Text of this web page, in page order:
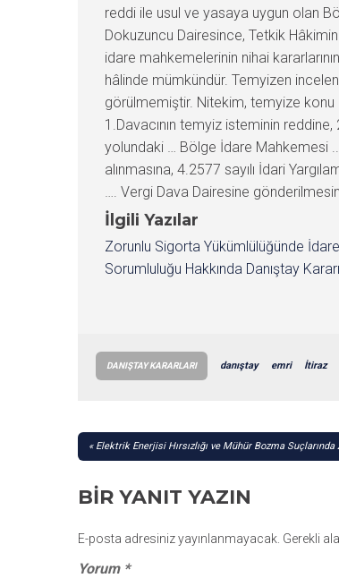
reddi ile usul ve yasaya uygun olan
Dokuzuncu Dairesince, Tetkik
idare mahkemelerinin nihai
hâlinde mümkündür. Temyizen
görülmemiştir. Nitekim, temyize konu
1.Davacının temyiz isteminin
yolundaki … Bölge İdare Mahkemesi ..
alınmasına, 4.2577 sayılı İdari
…. Vergi Dava Dairesine
İlgili Yazılar
Zorunlu Sigorta Yükümlülüğünde
Sorumluluğu Hakkında Danıştay Kararı
DANIŞTAY KARARLARI danıştay emri İtiraz
YAZI
Elektrik Enerjisi Hırsızlığı ve Mühür Bozma
BIR YANIT YAZIN
E-posta adresiniz yayınlanmayacak. Gerekli
Yorum *